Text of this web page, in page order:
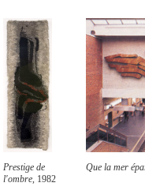
Prestige de
l'ombre, 1982
Que la mer